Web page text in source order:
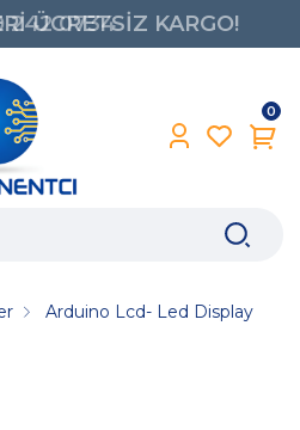
ÜCRETSİZ KARGO!
242 0734
0
Arduino Lcd- Led Display